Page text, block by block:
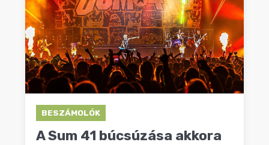
BESZÁMOLÓK
A Sum 41 búcsúzása akkora